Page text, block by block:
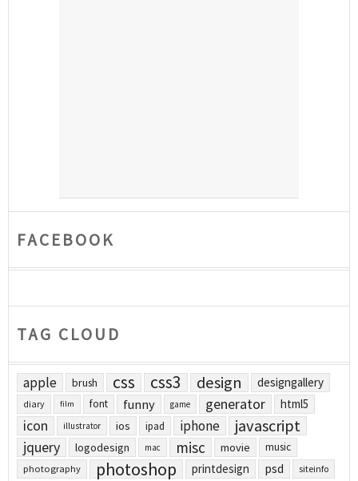
FACEBOOK
TAG CLOUD
apple brush css css3 design designgallery
diary film font funny game generator html5
icon illustrator ios ipad iphone javascript
jquery logodesign mac misc movie music
photography photoshop printdesign psd siteinfo